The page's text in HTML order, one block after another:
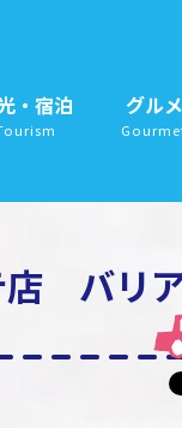
・宿泊 グルメ
店 バリ